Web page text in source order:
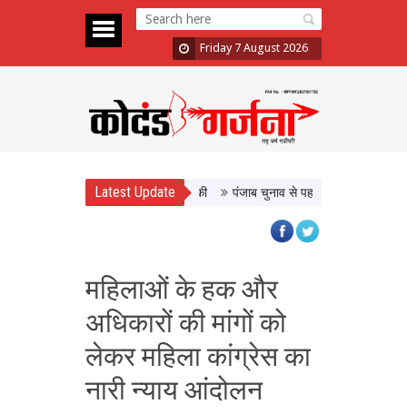
Friday 7 August 2026
Latest Update पंजाब चुनाव से पहले PM मोदी-सुखबीर बादल
महिलाओं के हक और
अधिकारों की मांगों को
लेकर महिला कांग्रेस का
नारी न्याय आंदोलन